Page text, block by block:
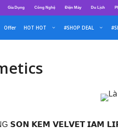
Gia Dụng Công Nghệ Điện Máy Du Lịch
Offer HOT HOT #SHOP DEAL
𝗦𝗢𝗡 𝗞𝗘𝗠 𝗩𝗘𝗟𝗩𝗘𝗧 𝗜𝗔𝗠